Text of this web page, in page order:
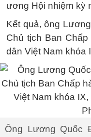
ương Hội nhiệm kỳ
Kết quả, ông
Chủ tịch Ban
dân Việt Nam khóa
Ông Lương Quốc